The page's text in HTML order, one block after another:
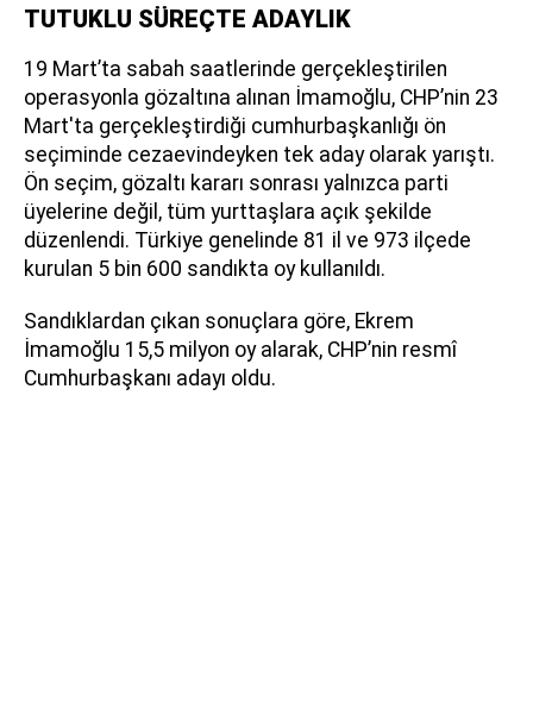
TUTUKLU SÜREÇTE ADAYLIK
19 Mart’ta sabah saatlerinde gerçekleştirilen
operasyonla gözaltına alınan İmamoğlu, CHP’nin 23
Mart'ta gerçekleştirdiği cumhurbaşkanlığı ön
seçiminde cezaevindeyken tek aday olarak yarıştı.
Ön seçim, gözaltı kararı sonrası yalnızca parti
üyelerine değil, tüm yurttaşlara açık şekilde
düzenlendi. Türkiye genelinde 81 il ve 973 ilçede
kurulan 5 bin 600 sandıkta oy kullanıldı.
Sandıklardan çıkan sonuçlara göre, Ekrem
İmamoğlu 15,5 milyon oy alarak, CHP’nin resmî
Cumhurbaşkanı adayı oldu.